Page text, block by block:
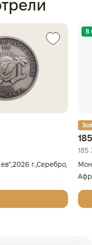
г.,Серебро,
В
185